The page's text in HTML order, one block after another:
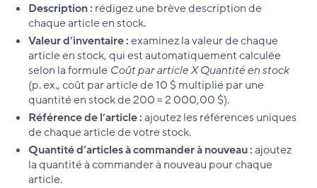
Description : rédigez une brève description de
chaque article en stock.
Valeur d’inventaire :examinez la valeur de chaque
article en stock, qui est automatiquement calculée
selon la formule Coût par article X Quantité en stock
(p. ex., coût par article de 10 $ multiplié par une
quantité en stock de 200 = 2 000,00 $).
Référence de l’article :ajoutez les références uniques
de chaque article de votre stock.
Quantité d’articles à commander à nouveau :ajoutez
la quantité à commander à nouveau pour chaque
article.